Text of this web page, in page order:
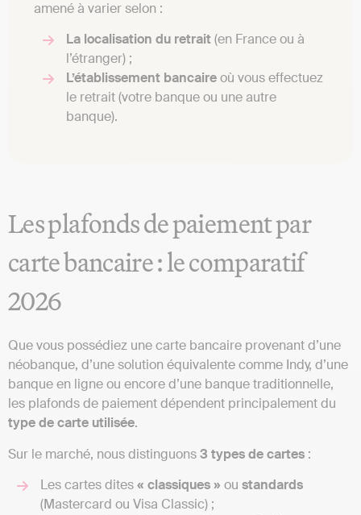
amené à varier selon :
La localisation du retrait(en France ou à
l’étranger) ;
L’établissement bancaireoù vous effectuez
le retrait (votre banque ou une autre
banque).
Les plafonds de paiement par
carte bancaire : le comparatif
2026
Que vous possédiez une carte bancaire provenant d’une
néobanque, d’une solution équivalente comme Indy, d’une
banque en ligne ou encore d’une banque traditionnelle,
les plafonds de paiement dépendent principalement du
type de carte utilisée.
Sur le marché, nous distinguons3 types de cartes :
Les cartes dites« classiques » ou standards
(Mastercard ou Visa Classic) ;